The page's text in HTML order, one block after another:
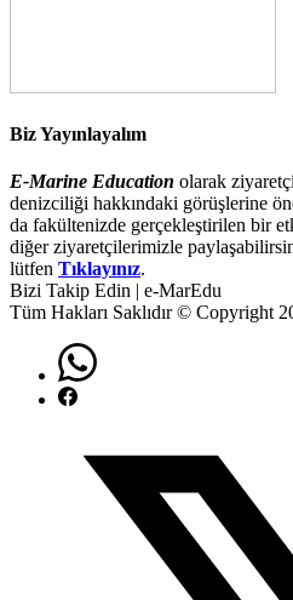
Biz Yayınlayalım
E-Marine Education olarak
denizciliği hakkındaki görüşlerine
da fakültenizde gerçekleştirilen bir
diğer ziyaretçilerimizle
lütfen Tıklayınız.
Bizi Takip Edin | e-MarEdu
Tüm Hakları Saklıdır © Copyright